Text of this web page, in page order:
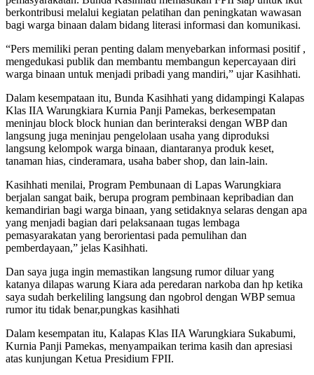
berkontribusi melalui kegiatan pelatihan dan peningkatan wawasan
bagi warga binaan dalam bidang literasi informasi dan komunikasi.
“Pers memiliki peran penting dalam menyebarkan informasi positif ,
mengedukasi publik dan membantu membangun kepercayaan diri
warga binaan untuk menjadi pribadi yang mandiri,” ujar Kasihhati.
Dalam kesempataan itu, Bunda Kasihhati yang didampingi Kalapas
Klas IIA Warungkiara Kurnia Panji Pamekas, berkesempatan
meninjau block block hunian dan berinteraksi dengan WBP dan
langsung juga meninjau pengelolaan usaha yang diproduksi
langsung kelompok warga binaan, diantaranya produk keset,
tanaman hias, cinderamara, usaha baber shop, dan lain-lain.
Kasihhati menilai, Program Pembunaan di Lapas Warungkiara
berjalan sangat baik, berupa program pembinaan kepribadian dan
kemandirian bagi warga binaan, yang setidaknya selaras dengan apa
yang menjadi bagian dari pelaksanaan tugas lembaga
pemasyarakatan yang berorientasi pada pemulihan dan
pemberdayaan,” jelas Kasihhati.
Dan saya juga ingin memastikan langsung rumor diluar yang
katanya dilapas warung Kiara ada peredaran narkoba dan hp ketika
saya sudah berkeliling langsung dan ngobrol dengan WBP semua
rumor itu tidak benar,pungkas kasihhati
Dalam kesempatan itu, Kalapas Klas IIA Warungkiara Sukabumi,
Kurnia Panji Pamekas, menyampaikan terima kasih dan apresiasi
atas kunjungan Ketua Presidium FPII.